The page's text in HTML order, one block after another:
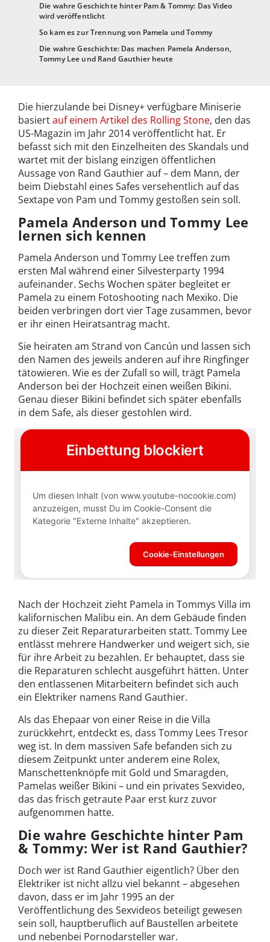
Die wahre Geschichte hinter Pam & Tommy: Das Video
wird veröffentlicht
So kam es zur Trennung von Pamela und Tommy
Die wahre Geschichte: Das machen Pamela Anderson,
Tommy Lee und Rand Gauthier heute
Die hierzulande bei Disney+ verfügbare Miniserie
basiertauf einem Artikel des Rolling Stone, den das
US-Magazin im Jahr 2014 veröffentlicht hat. Er
befasst sich mit den Einzelheiten des Skandals und
wartet mit der bislang einzigen öffentlichen
Aussage von Rand Gauthier auf – dem Mann, der
beim Diebstahl eines Safes versehentlich auf das
Sextape von Pam und Tommy gestoßen sein soll.
Pamela Anderson und Tommy Lee
lernen sich kennen
Pamela Anderson und Tommy Lee treffen zum
ersten Mal während einer Silvesterparty 1994
aufeinander. Sechs Wochen später begleitet er
Pamela zu einem Fotoshooting nach Mexiko. Die
beiden verbringen dort vier Tage zusammen, bevor
er ihr einen Heiratsantrag macht.
Sie heiraten am Strand von Cancún und lassen sich
den Namen des jeweils anderen auf ihre Ringfinger
tätowieren. Wie es der Zufall so will, trägt Pamela
Anderson bei der Hochzeit einen weißen Bikini.
Genau dieser Bikini befindet sich später ebenfalls
in dem Safe, als dieser gestohlen wird.
Nach der Hochzeit zieht Pamela in Tommys Villa im
kalifornischen Malibu ein. An dem Gebäude finden
zu dieser Zeit Reparaturarbeiten statt. Tommy Lee
entlässt mehrere Handwerker und weigert sich, sie
für ihre Arbeit zu bezahlen. Er behauptet, dass sie
die Reparaturen schlecht ausgeführt hätten. Unter
den entlassenen Mitarbeitern befindet sich auch
ein Elektriker namens Rand Gauthier.
Als das Ehepaar von einer Reise in die Villa
zurückkehrt, entdeckt es, dass Tommy Lees Tresor
weg ist. In dem massiven Safe befanden sich zu
diesem Zeitpunkt unter anderem eine Rolex,
Manschettenknöpfe mit Gold und Smaragden,
Pamelas weißer Bikini – und ein privates Sexvideo,
das das frisch getraute Paar erst kurz zuvor
aufgenommen hatte.
Die wahre Geschichte hinter Pam
& Tommy: Wer ist Rand Gauthier?
Doch wer ist Rand Gauthier eigentlich? Über den
Elektriker ist nicht allzu viel bekannt – abgesehen
davon, dass er im Jahr 1995 an der
Veröffentlichung des Sexvideos beteiligt gewesen
sein soll, hauptberuflich auf Baustellen arbeitete
und nebenbei Pornodarsteller war.